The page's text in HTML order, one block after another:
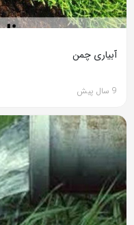
آبیاری چمن
9 سال پیش